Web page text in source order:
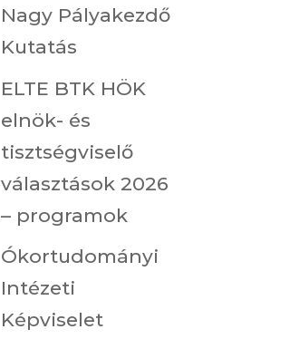
Nagy Pályakezdő
Kutatás
ELTE BTK HÖK
elnök- és
tisztségviselő
választások 2026
– programok
Ókortudományi
Intézeti
Képviselet